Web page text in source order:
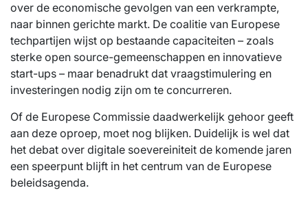
over de economische gevolgen van een verkrampte,
naar binnen gerichte markt. De coalitie van Europese
techpartijen wijst op bestaande capaciteiten – zoals
sterke open source-gemeenschappen en innovatieve
start-ups – maar benadrukt dat vraagstimulering en
investeringen nodig zijn om te concurreren.
Of de Europese Commissie daadwerkelijk gehoor geeft
aan deze oproep, moet nog blijken. Duidelijk is wel dat
het debat over digitale soevereiniteit de komende jaren
een speerpunt blijft in het centrum van de Europese
beleidsagenda.